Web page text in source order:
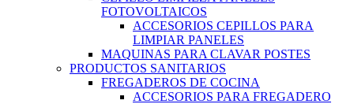
FOTOVOLTAICOS
ACCESORIOS CEPILLOS PARA
LIMPIAR PANELES
MAQUINAS PARA CLAVAR POSTES
PRODUCTOS SANITARIOS
FREGADEROS DE COCINA
ACCESORIOS PARA FREGADERO